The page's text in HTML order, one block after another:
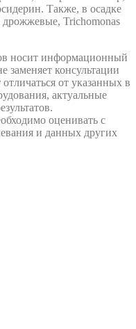
Также, в осадке
Trichomonas
носит информационный
заменяет консультации
от указанных в
актуальные
оценивать с
и данных других